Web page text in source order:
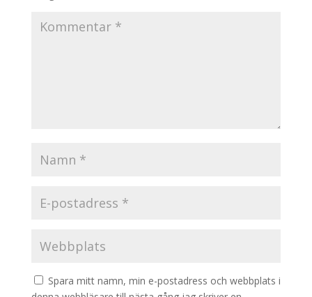
Spara mitt namn, min e-postadress och webbplats i